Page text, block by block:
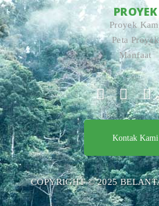
PROYEK
Proyek
Peta Proyek
Manfaat
Kontak Kami
COPYRIGHT © 2025